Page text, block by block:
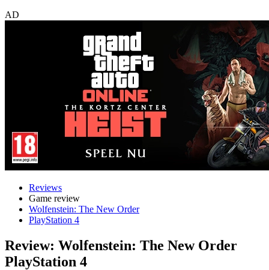
AD
Reviews
Game review
Wolfenstein: The New Order
PlayStation 4
Review: Wolfenstein: The New Order
PlayStation 4